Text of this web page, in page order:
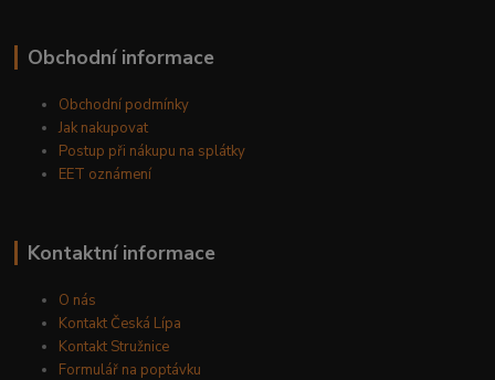
Obchodní informace
Obchodní podmínky
Jak nakupovat
Postup při nákupu na splátky
EET oznámení
Kontaktní informace
O nás
Kontakt Česká Lípa
Kontakt Stružnice
Formulář na poptávku